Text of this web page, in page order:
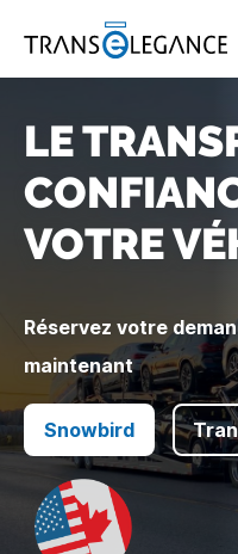
LE
VOTRE
Réservez votre
maintenant
Snowbird